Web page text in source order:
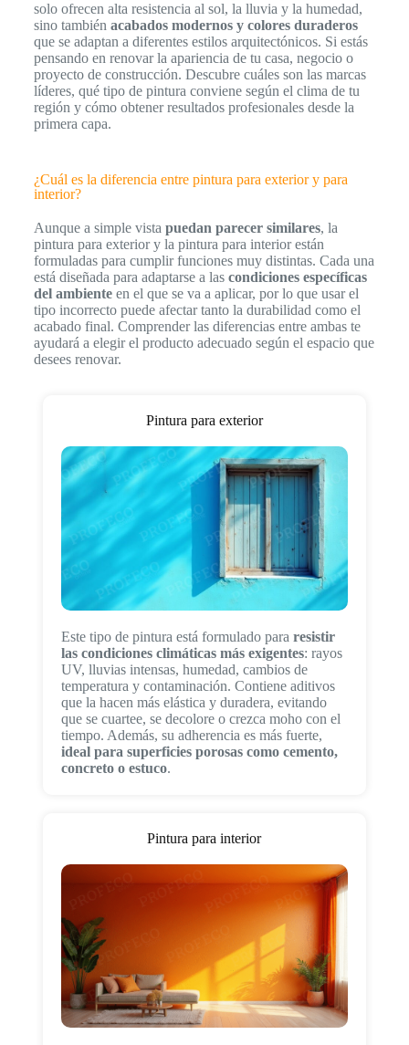
solo ofrecen alta resistencia al sol, la lluvia y la humedad,
sino también acabados modernos y colores duraderos
que se adaptan a diferentes estilos arquitectónicos. Si estás
pensando en renovar la apariencia de tu casa, negocio o
proyecto de construcción. Descubre cuáles son las marcas
líderes, qué tipo de pintura conviene según el clima de tu
región y cómo obtener resultados profesionales desde la
primera capa.
¿Cuál es la diferencia entre pintura para exterior y para
interior?
Aunque a simple vista puedan parecer similares, la
pintura para exterior y la pintura para interior están
formuladas para cumplir funciones muy distintas. Cada una
está diseñada para adaptarse a las condiciones específicas
del ambienteen el que se va a aplicar, por lo que usar el
tipo incorrecto puede afectar tanto la durabilidad como el
acabado final. Comprender las diferencias entre ambas te
ayudará a elegir el producto adecuado según el espacio que
desees renovar.
Pintura para exterior
Este tipo de pintura está formulado para resistir
las condiciones climáticas más exigentes: rayos
UV, lluvias intensas, humedad, cambios de
temperatura y contaminación. Contiene aditivos
que la hacen más elástica y duradera, evitando
que se cuartee, se decolore o crezca moho con el
tiempo. Además, su adherencia es más fuerte,
ideal para superficies porosas como cemento,
concreto o estuco.
Pintura para interior